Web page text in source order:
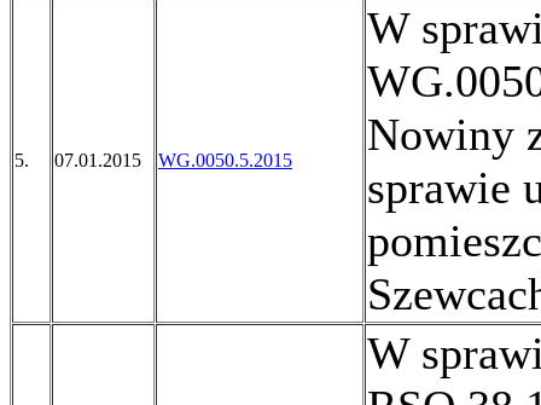
5. 07.01.2015 WG.0050.5.2015
W
Nowiny
sprawie
W